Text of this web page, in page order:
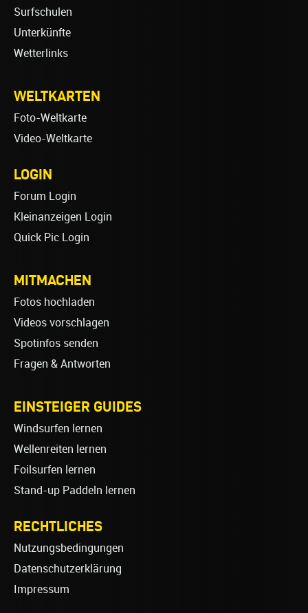
Surfschulen
Unterkünfte
Wetterlinks
WELTKARTEN
Foto-Weltkarte
Video-Weltkarte
LOGIN
Forum Login
Kleinanzeigen Login
Quick Pic Login
MITMACHEN
Fotos hochladen
Videos vorschlagen
Spotinfos senden
Fragen & Antworten
EINSTEIGER GUIDES
Windsurfen lernen
Wellenreiten lernen
Foilsurfen lernen
Stand-up Paddeln lernen
RECHTLICHES
Nutzungsbedingungen
Datenschutzerklärung
Impressum